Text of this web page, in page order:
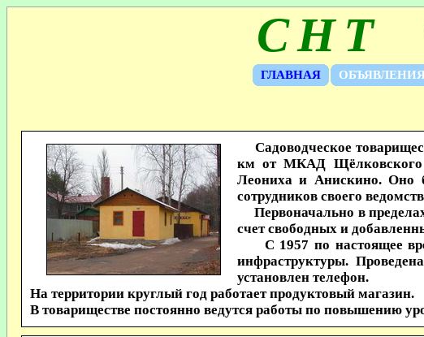
СНТ
ГЛАВНАЯ
Садоводческое
км от МКАД Щёлковского
Леониха и Анискино. Оно
сотрудников своего
Первоначально в
счет свободных и
С 1957 по настоящее
инфраструктуры.
установлен телефон.
На территории круглый год работает продуктовый магазин.
В товариществе постоянно ведутся работы по повышению